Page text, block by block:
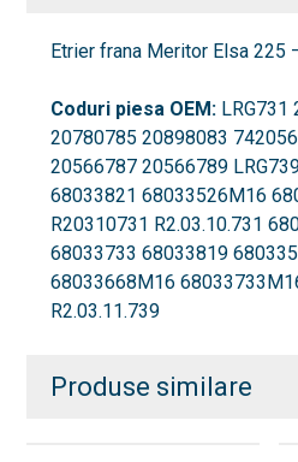
Etrier frana Meritor Elsa 225
Coduri piesa OEM:
20780785 20898083
20566787 20566789
68033821 68033526M16
R20310731 R2.03.10.731
68033733 68033819
68033668M16
R2.03.11.739
Produse similare